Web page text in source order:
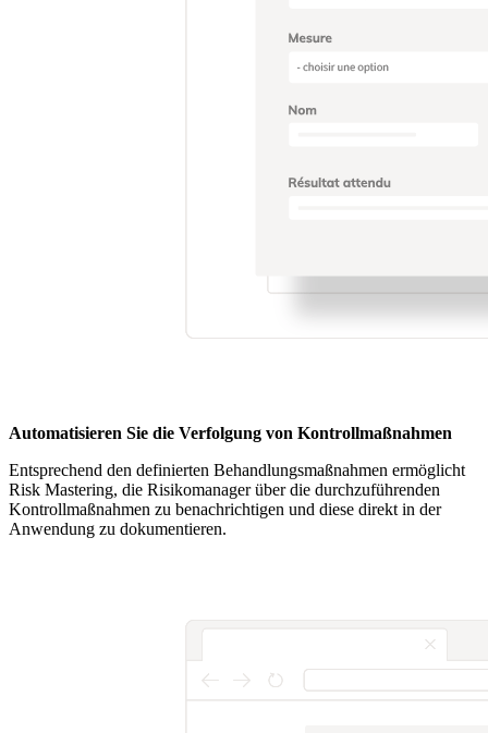
Automatisieren Sie die Verfolgung von Kontrollmaßnahmen
Entsprechend den definierten Behandlungsmaßnahmen ermöglicht
Risk Mastering, die Risikomanager über die durchzuführenden
Kontrollmaßnahmen zu benachrichtigen und diese direkt in der
Anwendung zu dokumentieren.